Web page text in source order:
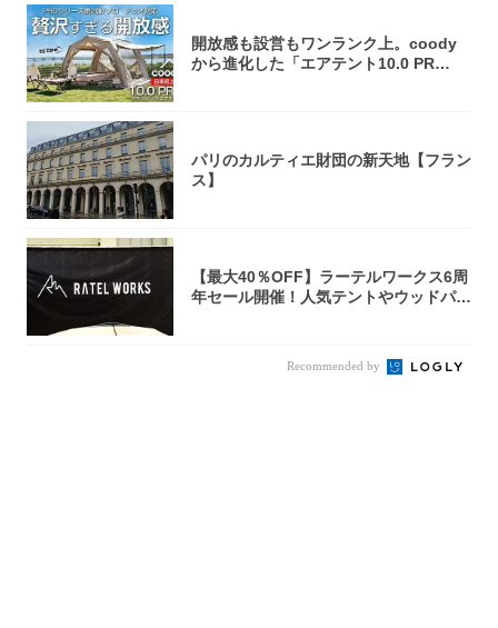
開放感も設営もワンランク上。coody
から進化した「エアテント10.0 PR
パリのカルティエ財団の新天地【フラン
ス】
【最大40％OFF】ラーテルワークス6周
年セール開催！人気テントやウッドパネ
Recommended by